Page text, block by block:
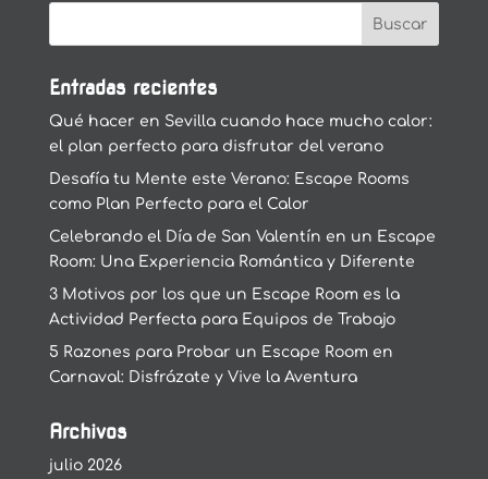
Entradas recientes
Qué hacer en Sevilla cuando hace mucho calor:
el plan perfecto para disfrutar del verano
Desafía tu Mente este Verano: Escape Rooms
como Plan Perfecto para el Calor
Celebrando el Día de San Valentín en un Escape
Room: Una Experiencia Romántica y Diferente
3 Motivos por los que un Escape Room es la
Actividad Perfecta para Equipos de Trabajo
5 Razones para Probar un Escape Room en
Carnaval: Disfrázate y Vive la Aventura
Archivos
julio 2026